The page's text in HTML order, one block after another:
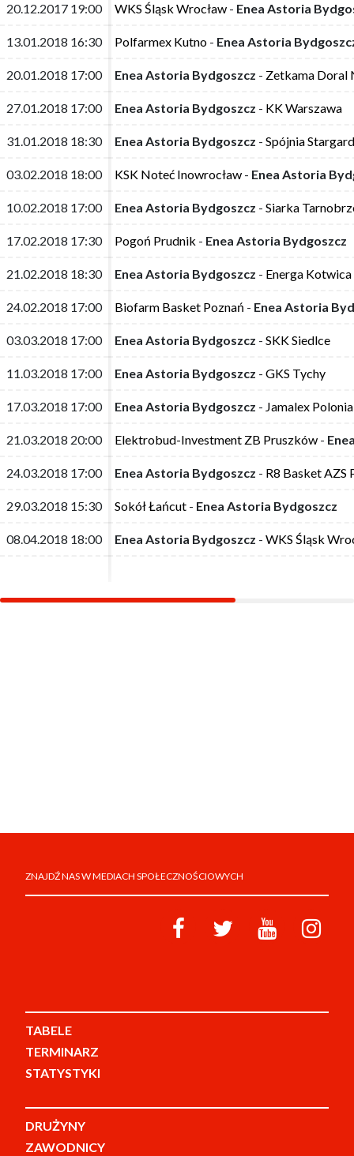
20.12.2017 19:00 WKS Śląsk Wrocław - Enea Astoria
13.01.2018 16:30 Polfarmex Kutno - Enea Astoria
20.01.2018 17:00 Enea Astoria Bydgoszcz - Zetkama Doral
27.01.2018 17:00 Enea Astoria Bydgoszcz - KK Warszawa
31.01.2018 18:30 Enea Astoria Bydgoszcz - Spójnia Stargard
03.02.2018 18:00 KSK Noteć Inowrocław - Enea Astoria
10.02.2018 17:00 Enea Astoria Bydgoszcz - Siarka
17.02.2018 17:30 Pogoń Prudnik - Enea Astoria Bydgoszcz
21.02.2018 18:30 Enea Astoria Bydgoszcz - Energa
24.02.2018 17:00 Biofarm Basket Poznań - Enea Astoria
03.03.2018 17:00 Enea Astoria Bydgoszcz - SKK Siedlce
11.03.2018 17:00 Enea Astoria Bydgoszcz - GKS Tychy
17.03.2018 17:00 Enea Astoria Bydgoszcz - Jamalex
21.03.2018 20:00 Elektrobud-Investment ZB Pruszków -
24.03.2018 17:00 Enea Astoria Bydgoszcz - R8 Basket
29.03.2018 15:30 Sokół Łańcut - Enea Astoria Bydgoszcz
08.04.2018 18:00 Enea Astoria Bydgoszcz - WKS Śląsk
20.12.2017 19:00 WKS Śląsk Wrocław - Enea Astoria
13.01.2018 16:30 Polfarmex Kutno - Enea Astoria
20.01.2018 17:00 Enea Astoria Bydgoszcz - Zetkama Doral
27.01.2018 17:00 Enea Astoria Bydgoszcz - KK Warszawa
31.01.2018 18:30 Enea Astoria Bydgoszcz - Spójnia Stargard
03.02.2018 18:00 KSK Noteć Inowrocław - Enea Astoria
10.02.2018 17:00 Enea Astoria Bydgoszcz - Siarka
17.02.2018 17:30 Pogoń Prudnik - Enea Astoria Bydgoszcz
21.02.2018 18:30 Enea Astoria Bydgoszcz - Energa
24.02.2018 17:00 Biofarm Basket Poznań - Enea Astoria
03.03.2018 17:00 Enea Astoria Bydgoszcz - SKK Siedlce
11.03.2018 17:00 Enea Astoria Bydgoszcz - GKS Tychy
17.03.2018 17:00 Enea Astoria Bydgoszcz - Jamalex
21.03.2018 20:00 Elektrobud-Investment ZB Pruszków -
24.03.2018 17:00 Enea Astoria Bydgoszcz - R8 Basket
29.03.2018 15:30 Sokół Łańcut - Enea Astoria Bydgoszcz
08.04.2018 18:00 Enea Astoria Bydgoszcz - WKS Śląsk
ZNAJDŹ NAS W MEDIACH SPOŁECZNOŚCIOWYCH
TABELE
TERMINARZ
STATYSTYKI
DRUŻYNY
ZAWODNICY